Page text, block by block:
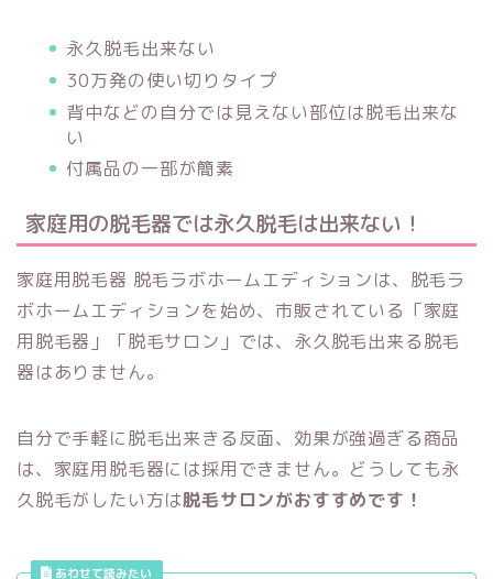
永久脱毛出来ない
30万発の使い切りタイプ
背中などの自分では見えない部位は脱毛出来な
い
付属品の一部が簡素
家庭用の脱毛器では永久脱毛は出来ない！
家庭用脱毛器 脱毛ラボホームエディションは、脱毛ラ
ボホームエディションを始め、市販されている「家庭
用脱毛器」「脱毛サロン」では、永久脱毛出来る脱毛
器はありません。
自分で手軽に脱毛出来きる反面、効果が強過ぎる商品
は、家庭用脱毛器には採用できません。どうしても永
久脱毛がしたい方は脱毛サロンがおすすめです！